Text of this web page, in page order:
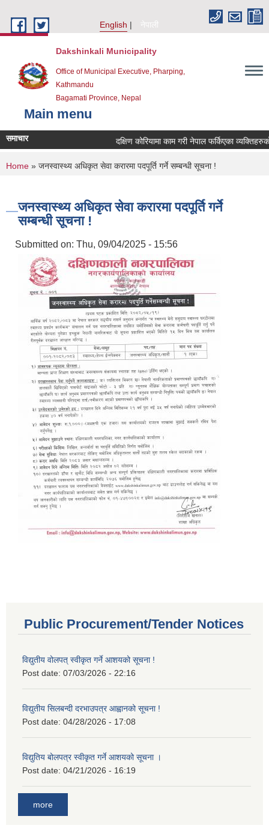
English
नेपाली
Dakshinkali Municipality
Office of Municipal Executive, Pharping,
Kathmandu
Bagamati Province, Nepal
Main menu
समाचार दक्षिण कोरियामा काम गरी नेपाल फर्किएका
You are here
Home » जनस्वास्थ्य अधिकृत सेवा करारमा पदपूर्ति गर्ने सम्बन्धी सूचना !
जनस्वास्थ्य अधिकृत सेवा करारमा पदपूर्ति गर्ने
सम्बन्धी सूचना !
Submitted on: Thu, 09/04/2025 - 15:56
Public Procurement/Tender Notices
विद्युतीय वोलपत् स्वीकृत गर्ने आशयको सूचना !
Post date: 07/03/2026 - 22:16
विद्युतीय सिलबन्दी दरभाउपत्र आह्वानको सूचना !
Post date: 04/28/2026 - 17:08
विद्युतिय बोलपत्र स्वीकृत गर्ने आशयको सूचना ।
Post date: 04/21/2026 - 16:19
more